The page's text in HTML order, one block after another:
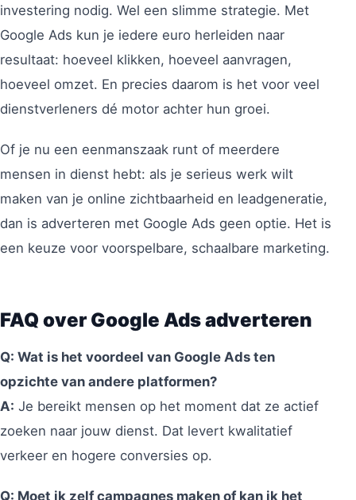
investering nodig. Wel een slimme strategie. Met
Google Ads kun je iedere euro herleiden naar
resultaat: hoeveel klikken, hoeveel aanvragen,
hoeveel omzet. En precies daarom is het voor veel
dienstverleners dé motor achter hun groei.
Of je nu een eenmanszaak runt of meerdere
mensen in dienst hebt: als je serieus werk wilt
maken van je online zichtbaarheid en leadgeneratie,
dan is adverteren met Google Ads geen optie. Het is
een keuze voor voorspelbare, schaalbare marketing.
FAQ over Google Ads adverteren
Q: Wat is het voordeel van Google Ads ten
opzichte van andere platformen?
A: Je bereikt mensen op het moment dat ze actief
zoeken naar jouw dienst. Dat levert kwalitatief
verkeer en hogere conversies op.
Q: Moet ik zelf campagnes maken of kan ik het